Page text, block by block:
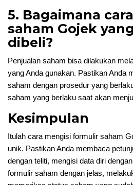
5. Bagaimana
saham Gojek
dibeli?
Penjualan saham bisa dilakukan
yang Anda gunakan. Pastikan Anda
saham dengan prosedur yang
saham yang berlaku saat akan
Kesimpulan
Itulah cara mengisi formulir saham
unik. Pastikan Anda membaca
dengan teliti, mengisi data diri
formulir saham dengan jelas,